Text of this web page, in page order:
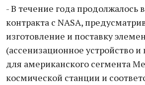
- В течение года продолжалось
контракта с NASA,
изготовление и поставку
(ассенизационное устройство
для американского сегмента
космической станции и